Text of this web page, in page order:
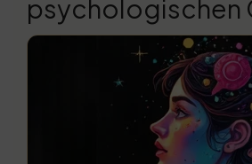
psychologischen